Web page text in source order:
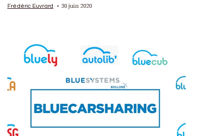
Frédéric Euvrard 30 juin 2020